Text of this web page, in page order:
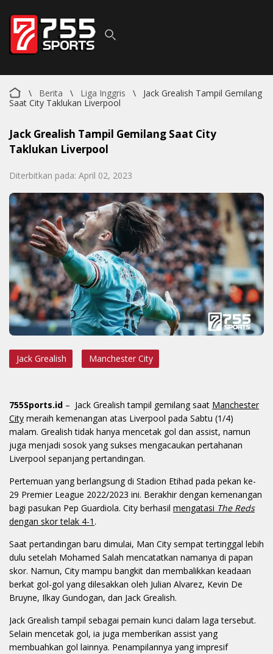
\ Berita \ Liga Inggris \
Jack Grealish Tampil Gemilang
Saat City Taklukan Liverpool
Jack Grealish Tampil Gemilang Saat City
Taklukan Liverpool
Diterbitkan pada: April 02, 2023
Jack Grealish Manchester City
755Sports.id – Jack Grealish tampil gemilang saat Manchester
City meraih kemenangan atas Liverpool pada Sabtu (1/4)
malam. Grealish tidak hanya mencetak gol dan assist, namun
juga menjadi sosok yang sukses mengacaukan pertahanan
Liverpool sepanjang pertandingan.
Pertemuan yang berlangsung di Stadion Etihad pada pekan ke-
29 Premier League 2022/2023 ini. Berakhir dengan kemenangan
bagi pasukan Pep Guardiola. City berhasil mengatasi The Reds
dengan skor telak 4-1 .
Saat pertandingan baru dimulai, Man City sempat tertinggal lebih
dulu setelah Mohamed Salah mencatatkan namanya di papan
skor. Namun, City mampu bangkit dan membalikkan keadaan
berkat gol-gol yang dilesakkan oleh Julian Alvarez, Kevin De
Bruyne, Ilkay Gundogan, dan Jack Grealish.
Jack Grealish tampil sebagai pemain kunci dalam laga tersebut.
Selain mencetak gol, ia juga memberikan assist yang
membuahkan gol lainnya. Penampilannya yang impresif